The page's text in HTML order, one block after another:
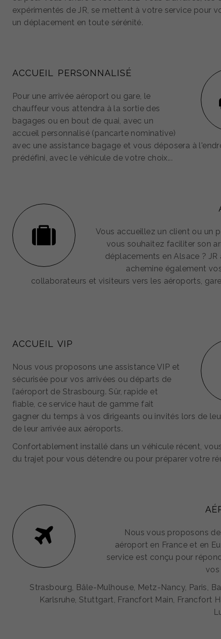
expérimentés de JR, se mettent à votre service pour
un déplacement en toute sérénité.
ACCUEIL PERSONNALISÉ
Pour une arrivée aéroport ou gare, le
chauffeur vous attendra à la sortie des
bagages ou en bout de quai, avec un
accueil personnalisé (pancarte nominative)
avec une assistance bagage et vous déposera à
prédéfini, avec le véhicule de votre choix...
Vous accueillez un client ou un
vous souhaitez faciliter son
déplacements en Alsace ?
achemine également
collaborateurs et visiteurs vers les aéroports,
ACCUEIL VIP
Nous vous proposons une assistance VIP et
sécurisée pour vos arrivées ou départs de
l’aéroport de Strasbourg. Sûr, rapide et
fiable, ce service haut de gamme fait
gagner du temps à vos dirigeants ou invités lors de
de leur arrivée aux aéroports.
Confortablement installé dans un véhicule récent,
du trajet pour vous détendre ou pour préparer votre
Nous vous proposons
aéroport en France et en
service est conçu pour
vos
Strasbourg, Bâle-Mulhouse, Metz-Nancy, Paris,
Karlsruhe, Stuttgart, Francfort Main, Francfort